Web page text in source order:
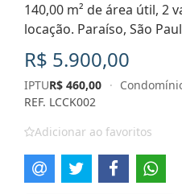
140,00 m² de área útil, 2
locação. Paraíso, São
R$ 5.900,00
IPTUR$ 460,00 ·
REF. LCCK002
Adicionar ao favoritos